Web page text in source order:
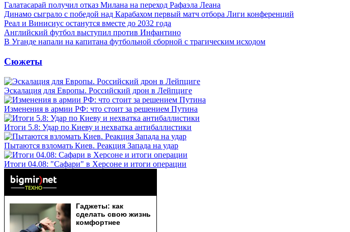
Галатасарай получил отказ Милана на переход Рафаэла Леана
Динамо сыграло с победой над Карабахом первый матч отбора Лиги конференций
Реал и Винисиус останутся вместе до 2032 года
Английский футбол выступил против Инфантино
В Уганде напали на капитана футбольной сборной с трагическим исходом
Сюжеты
Эскалация для Европы. Российский дрон в Лейпциге
Изменения в армии РФ: что стоит за решением Путина
Итоги 5.8: Удар по Киеву и нехватка антибаллистики
Пытаются взломать Киев. Реакция Запада на удар
Итоги 04.08: "Сафари" в Херсоне и итоги операции